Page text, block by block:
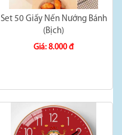
Set 50 Giấy Nến Nướng Bánh
(Bịch)
Giá: 8.000 đ